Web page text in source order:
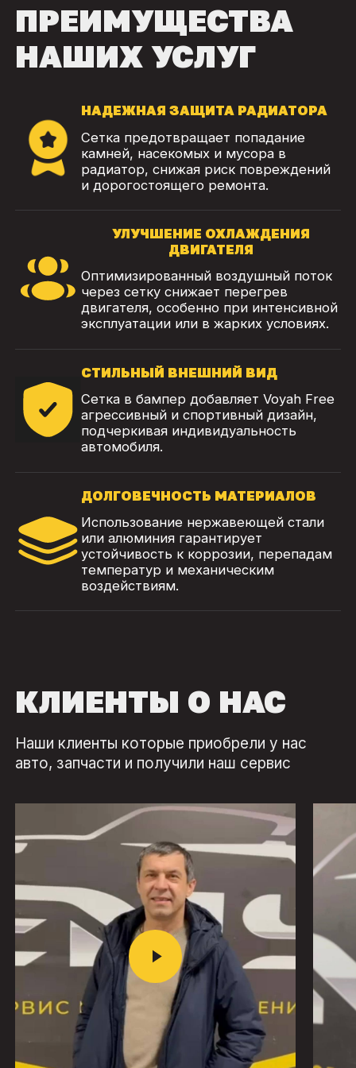
ПРЕИМУЩЕСТВА
НАШИХ УСЛУГ
НАДЕЖНАЯ ЗАЩИТА РАДИАТОРА
Сетка предотвращает попадание
камней, насекомых и мусора в
радиатор, снижая риск повреждений
и дорогостоящего ремонта.
УЛУЧШЕНИЕ ОХЛАЖДЕНИЯ
ДВИГАТЕЛЯ
Оптимизированный воздушный поток
через сетку снижает перегрев
двигателя, особенно при интенсивной
эксплуатации или в жарких условиях.
СТИЛЬНЫЙ ВНЕШНИЙ ВИД
Сетка в бампер добавляет Voyah Free
агрессивный и спортивный дизайн,
подчеркивая индивидуальность
автомобиля.
ДОЛГОВЕЧНОСТЬ МАТЕРИАЛОВ
Использование нержавеющей стали
или алюминия гарантирует
устойчивость к коррозии, перепадам
температур и механическим
воздействиям.
КЛИЕНТЫ О НАС
Наши клиенты которые приобрели у нас
авто, запчасти и получили наш сервис